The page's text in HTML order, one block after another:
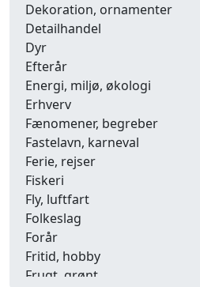
Dekoration, ornamenter
Detailhandel
Dyr
Efterår
Energi, miljø, økologi
Erhverv
Fænomener, begreber
Fastelavn, karneval
Ferie, rejser
Fiskeri
Fly, luftfart
Folkeslag
Forår
Fritid, hobby
Frugt, grønt